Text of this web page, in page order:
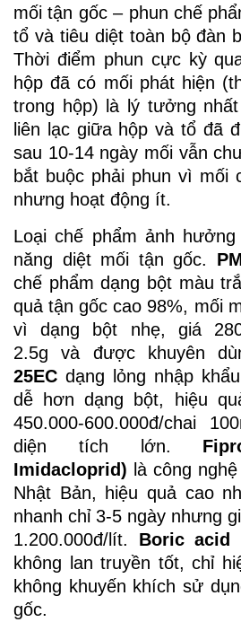
mối tận gốc – phun chế
tổ và tiêu diệt toàn bộ đàn
Thời điểm phun cực kỳ
hộp đã có mối phát hiện
trong hộp) là lý tưởng
liên lạc giữa hộp và tổ đã
sau 10-14 ngày mối vẫn
bắt buộc phải phun vì mối
nhưng hoạt động ít.
Loại chế phẩm ảnh
năng diệt mối tận gốc.
chế phẩm dạng bột màu
quả tận gốc cao 98%, mối
vì dạng bột nhẹ, giá
2.5g và được khuyên
25EC dạng lỏng nhập
dễ hơn dạng bột, hiệu
450.000-600.000đ/chai
diện tích lớn.
Imidacloprid) là công
Nhật Bản, hiệu quả cao
nhanh chỉ 3-5 ngày nhưng
1.200.000đ/lít. Boric acid
không lan truyền tốt, chỉ
không khuyến khích sử
gốc.